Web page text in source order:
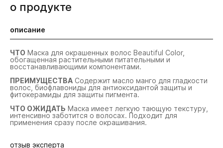
о продукте
описание
ЧТО Маска для окрашенных волос Beautiful Color,
обогащенная растительными питательными и
восстанавливающими компонентами.
ПРЕИМУЩЕСТВА Содержит масло манго для гладкости
волос, биофлавониды для антиоксидантой защиты и
фитокерамиды для защиты пигмента.
ЧТО ОЖИДАТЬ Маска имеет легкую тающую текстуру,
интенсивно заботится о волосах. Подходит для
применения сразу после окрашивания.
отзыв эксперта